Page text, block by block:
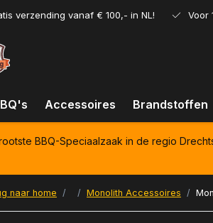
verzending vanaf € 100,- in NL! Voor
Accessoires Brandstoffen
BBQ-Speciaalzaak in de regio
naar home Monolith Accessoires